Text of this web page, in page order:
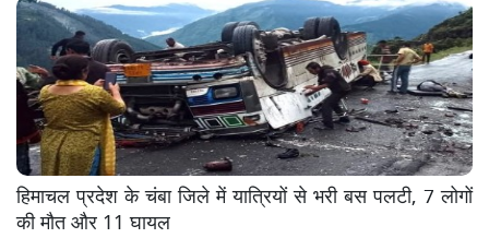
हिमाचल प्रदेश के चंबा जिले में यात्रियों से भरी बस पलटी, 7 लोगों
की मौत और 11 घायल